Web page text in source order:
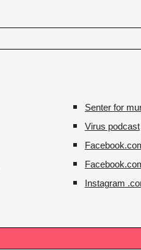
Senter for
Virus podcast
Instagram